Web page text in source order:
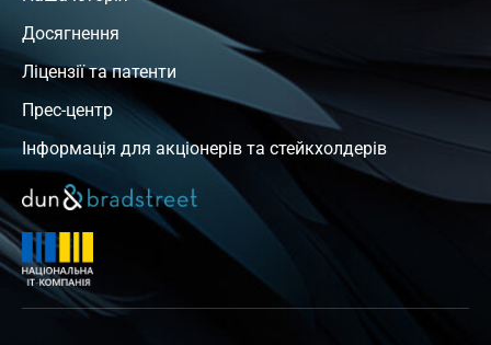
Досягнення
Ліцензії та патенти
Прес-центр
Інформація для акціонерів та стейкхолдерів